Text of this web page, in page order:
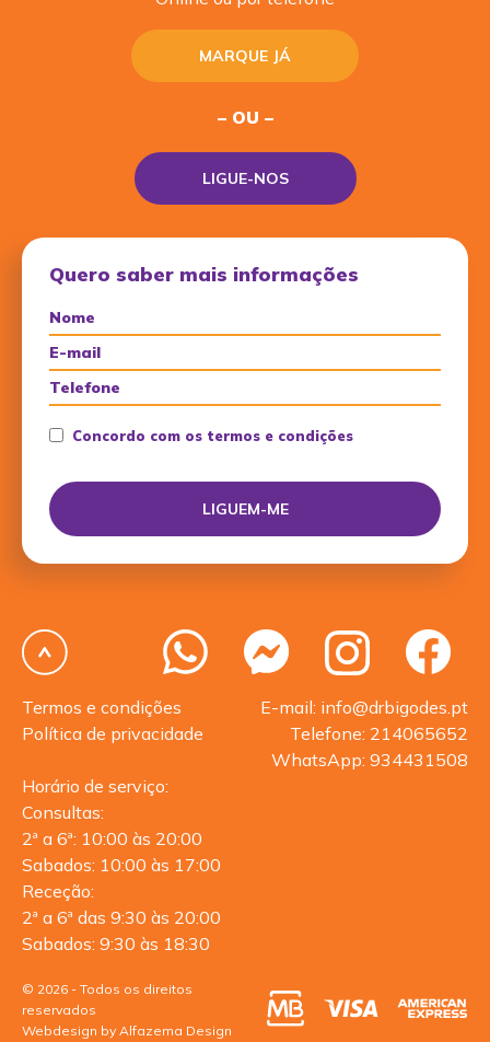
MARQUE JÁ
– OU –
LIGUE-NOS
Quero saber mais informações
Concordo com os termos e condições
Termos e condições
Política de privacidade
E-mail: info@drbigodes.pt
Telefone: 214065652
WhatsApp: 934431508
Horário de serviço:
Consultas:
2ª a 6ª: 10:00 às 20:00
Sabados: 10:00 às 17:00
Receção:
2ª a 6ª das 9:30 às 20:00
Sabados: 9:30 às 18:30
© 2026 - Todos os direitos
reservados
Webdesign by Alfazema Design